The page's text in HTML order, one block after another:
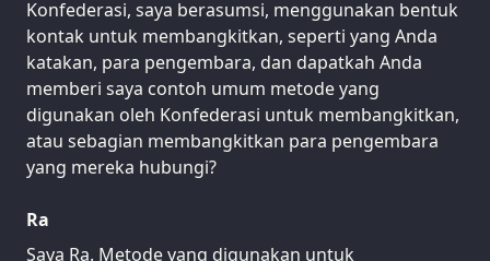
Konfederasi, saya berasumsi, menggunakan bentuk
kontak untuk membangkitkan, seperti yang Anda
katakan, para pengembara, dan dapatkah Anda
memberi saya contoh umum metode yang
digunakan oleh Konfederasi untuk membangkitkan,
atau sebagian membangkitkan para pengembara
yang mereka hubungi?
Ra
Saya Ra. Metode yang digunakan untuk